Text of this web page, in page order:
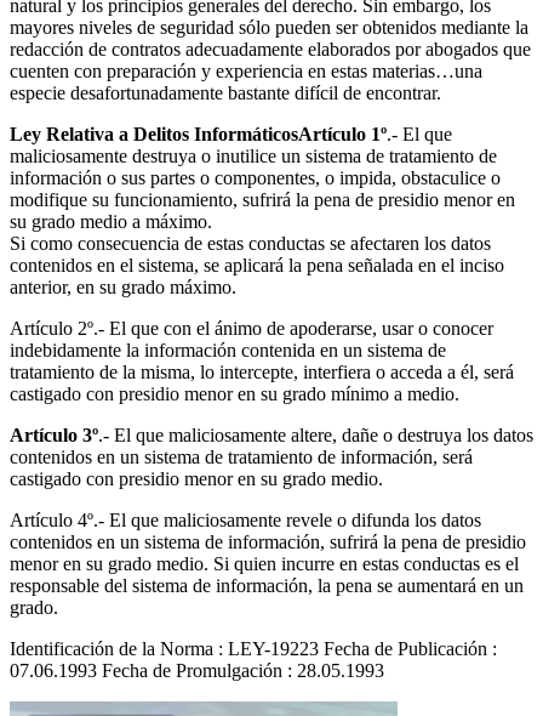
natural y los principios generales del derecho. Sin embargo, los
mayores niveles de seguridad sólo pueden ser obtenidos mediante la
redacción de contratos adecuadamente elaborados por abogados que
cuenten con preparación y experiencia en estas materias…una
especie desafortunadamente bastante difícil de encontrar.
Ley Relativa a Delitos InformáticosArtículo 1º.- El que
maliciosamente destruya o inutilice un sistema de tratamiento de
información o sus partes o componentes, o impida, obstaculice o
modifique su funcionamiento, sufrirá la pena de presidio menor en
su grado medio a máximo.
Si como consecuencia de estas conductas se afectaren los datos
contenidos en el sistema, se aplicará la pena señalada en el inciso
anterior, en su grado máximo.
Artículo 2º.- El que con el ánimo de apoderarse, usar o conocer
indebidamente la información contenida en un sistema de
tratamiento de la misma, lo intercepte, interfiera o acceda a él, será
castigado con presidio menor en su grado mínimo a medio.
Artículo 3º.- El que maliciosamente altere, dañe o destruya los datos
contenidos en un sistema de tratamiento de información, será
castigado con presidio menor en su grado medio.
Artículo 4º.- El que maliciosamente revele o difunda los datos
contenidos en un sistema de información, sufrirá la pena de presidio
menor en su grado medio. Si quien incurre en estas conductas es el
responsable del sistema de información, la pena se aumentará en un
grado.
Identificación de la Norma : LEY-19223 Fecha de Publicación :
07.06.1993 Fecha de Promulgación : 28.05.1993